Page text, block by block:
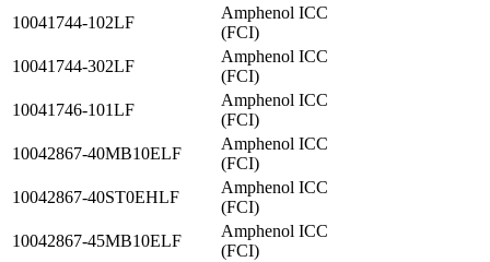
10041744-102LF
Amphenol ICC
(FCI)
10041744-302LF
Amphenol ICC
(FCI)
10041746-101LF
Amphenol ICC
(FCI)
10042867-40MB10ELF
Amphenol ICC
(FCI)
10042867-40ST0EHLF
Amphenol ICC
(FCI)
10042867-45MB10ELF
Amphenol ICC
(FCI)